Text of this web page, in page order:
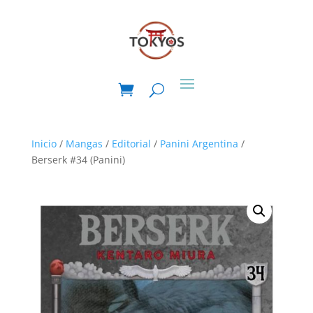
Inicio/ Mangas / Editorial / Panini Argentina /
Berserk #34 (Panini)